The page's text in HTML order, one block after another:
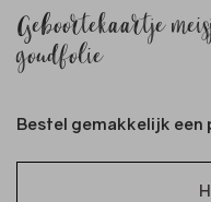
Geboortekaartje
goudfolie
Bestel gemakkelijk een